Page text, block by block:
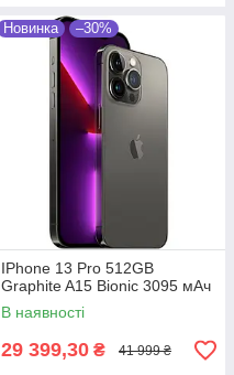
Новинка –30%
IPhone 13 Pro 512GB
Graphite A15 Bionic 3095 мАч
В наявності
29 399,30 ₴ 41 999 ₴